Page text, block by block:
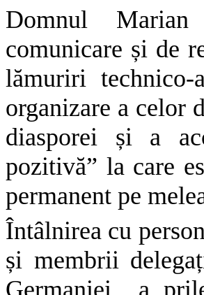
Domnul
comunicare și de
lămuriri technico-
organizare a celor
diasporei și a
pozitivă” la care
permanent pe
Întâlnirea cu
și membrii